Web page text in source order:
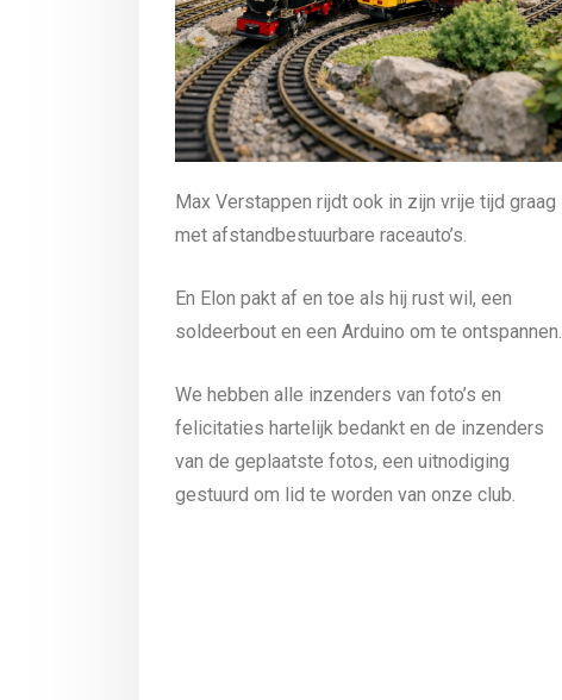
Max Verstappen rijdt ook in zijn vrije tijd graag
met afstandbestuurbare raceauto’s.
En Elon pakt af en toe als hij rust wil, een
soldeerbout en een Arduino om te ontspannen.
We hebben alle inzenders van foto’s en
felicitaties hartelijk bedankt en de inzenders
van de geplaatste fotos, een uitnodiging
gestuurd om lid te worden van onze club.